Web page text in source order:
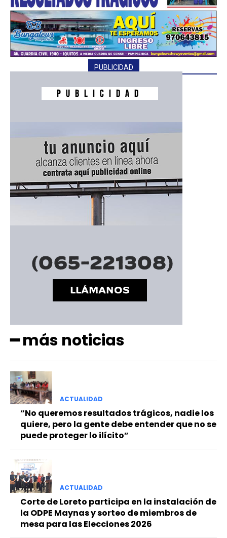
━ Planes
PUBLICIDAD
━ más noticias
ACTUALIDAD
“No queremos resultados trágicos, nadie los
quiere, pero la gente debe entender que no se
puede proteger lo ilícito”
ACTUALIDAD
Corte de Loreto participa en la instalación de
la ODPE Maynas y sorteo de miembros de
mesa para las Elecciones 2026